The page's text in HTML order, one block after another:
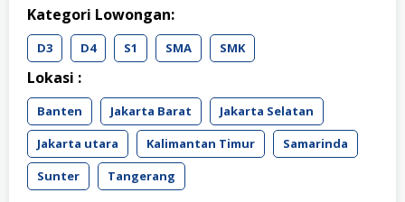
Kategori Lowongan:
D3 D4 S1 SMA SMK
Lokasi :
Banten Jakarta Barat
Jakarta Selatan
Jakarta utara
Kalimantan Timur
Samarinda
Sunter
Tangerang